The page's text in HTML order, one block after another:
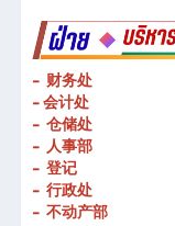
- 财务处
-会计处
- 仓储处
- 人事部
- 登记
- 行政处
- 不动产部